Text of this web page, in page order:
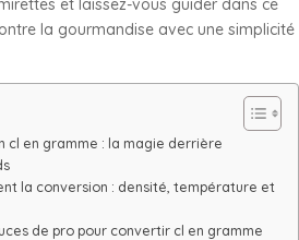
et laissez-vous guider dans ce
la gourmandise avec une simplicité
cl en gramme : la magie derrière
la conversion : densité, température et
de pro pour convertir cl en gramme